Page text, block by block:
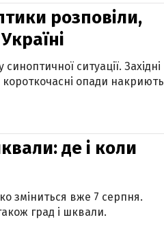
розповіли,
ситуації. Західні
опади накриють
де і коли
зміниться вже 7 серпня.
град і шквали.